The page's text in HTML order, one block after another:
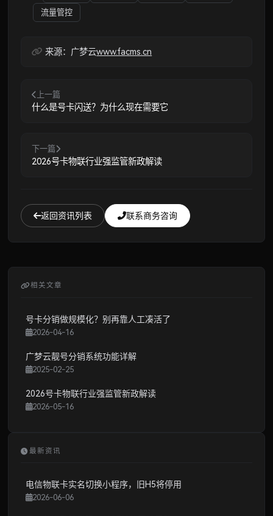
流量管控
来源：广梦云www.facms.cn
上一篇
什么是号卡闪送？为什么现在需要它
下一篇
2026号卡物联行业强监管新政解读
返回资讯列表 联系商务咨询
相关文章
号卡分销做规模化？别再靠人工凑活了
2026-04-16
广梦云靓号分销系统功能详解
2025-02-25
2026号卡物联行业强监管新政解读
2026-05-16
最新资讯
电信物联卡实名切换小程序，旧H5将停用
2026-06-06